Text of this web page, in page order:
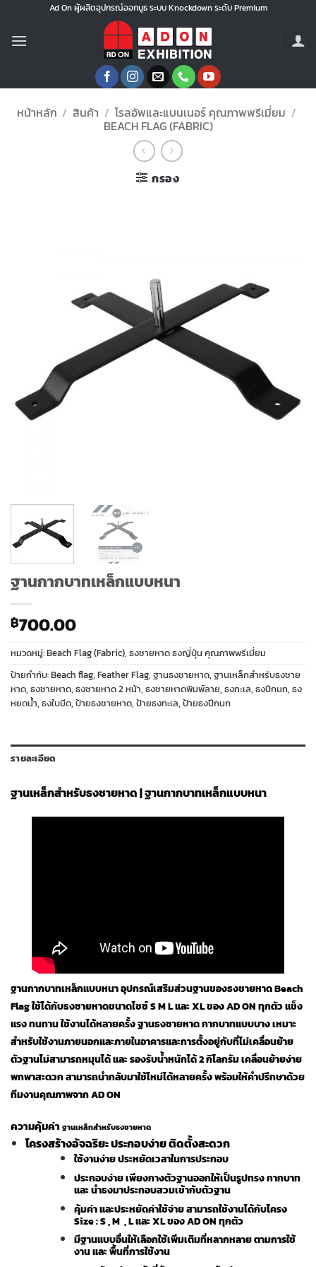
ยัง
Ad On ผู้ผลิตอุปกรณ์ออกบูธ ระบบ Knockdown ระดับ Premium
หน้าหลัก / สินค้า / โรลอัพและแบนเนอร์ คุณภาพพรีเมี่ยม /
BEACH FLAG (FABRIC)
กรอง
ฐานกากบาทเหล็กแบบหนา
฿700.00
หมวดหมู่:Beach Flag (Fabric), ธงชายหาด ธงญี่ปุ่น คุณภาพพรีเมี่ยม
ป้ายกำกับ:Beach flag, Feather Flag, ฐานธงชายหาด, ฐานเหล็กสำหรับธงชาย
หาด, ธงชายหาด, ธงชายหาด 2 หน้า, ธงชายหาดพิมพ์ลาย, ธงทะเล, ธงปีกนก, ธง
หยดน้ำ, ธงใบมีด, ป้ายธงชายหาด, ป้ายธงทะเล, ป้ายธงปีกนก
รายละเอียด
ฐานเหล็กสำหรับธงชายหาด | ฐานกากบาทเหล็กแบบหนา
ฐานกากบาทเหล็กแบบหนา อุปกรณ์เสริมส่วนฐานของธงชายหาด Beach
Flag ใช้ได้กับธงชายหาดขนาดไซซ์ S M L และ XL ของ AD ON ทุกตัว แข็ง
แรง ทนทาน ใช้งานได้หลายครั้ง ฐานธงชายหาด กากบาทแบบบาง เหมาะ
สำหรับใช้งานภายนอกและภายในอาคารและการตั้งอยู่กับที่ไม่เคลื่อนย้าย
ตัวฐานไม่สามารถหมุนได้ และ รองรับนํ้าหนักได้ 2 กิโลกรัม เคลื่อนย้ายง่าย
พกพาสะดวก สามารถนำกลับมาใช้ไหม่ได้หลายครั้ง พร้อมให้คำปรึกษาด้วย
ทีมงานคุณภาพจาก AD ON
ความคุ้มค่า ฐานเหล็กสำหรับธงชายหาด
โครงสร้างอัจฉริยะ ประกอบง่าย ติดตั้งสะดวก
ใช้งานง่าย ประหยัดเวลาในการประกอบ
ประกอบง่าย เพียงกางตัวฐานออกให้เป็นรูปทรง กากบาท
และ นำธงมาประกอบสวมเข้ากับตัวฐาน
คุ้มค่า และประหยัดค่าใช้จ่าย สามารถใช้งานได้กับโครง
Size : S , M , L และ XL ของ AD ON ทุกตัว
มีฐานแบบอื่นให้เลือกใช้เพิ่มเติมที่หลากหลาย ตามการใช้
งาน และ พื้นที่การใช้งาน